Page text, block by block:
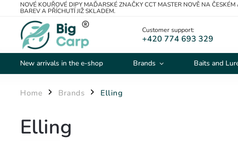
NOVÉ KOUŘOVÉ DIPY MAĎARSKÉ ZNAČKY CCT MASTER NOVĚ NA
BAREV A PŘÍCHUTÍ JIŽ SKLADEM.
Customer support:
+420 774 693 329
New arrivals in the e-shop Brands Baits and
Home / Brands / Elling
Elling